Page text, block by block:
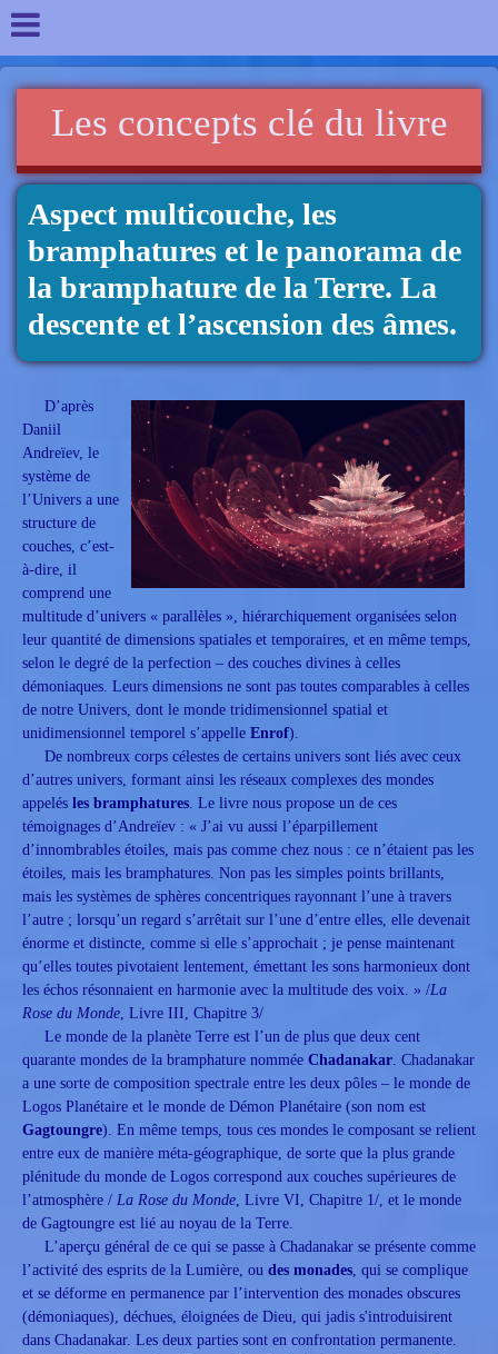
Les concepts clé du livre
Aspect multicouche, les
bramphatures et le panorama de
la bramphature de la Terre. La
descente et l’ascension des âmes.
D’après
Daniil
Andreïev, le
système de
l’Univers a une
structure de
couches, c’est-
à-dire, il
comprend une
multitude d’univers « parallèles », hiérarchiquement organisées selon
leur quantité de dimensions spatiales et temporaires, et en même temps,
selon le degré de la perfection – des couches divines à celles
démoniaques. Leurs dimensions ne sont pas toutes comparables à celles
de notre Univers, dont le monde tridimensionnel spatial et
unidimensionnel temporel s’appelle Enrof).
De nombreux corps célestes de certains univers sont liés avec ceux
d’autres univers, formant ainsi les réseaux complexes des mondes
appelés les bramphatures. Le livre nous propose un de ces
témoignages d’Andreïev : « J’ai vu aussi l’éparpillement
d’innombrables étoiles, mais pas comme chez nous : ce n’étaient pas les
étoiles, mais les bramphatures. Non pas les simples points brillants,
mais les systèmes de sphères concentriques rayonnant l’une à travers
l’autre ; lorsqu’un regard s’arrêtait sur l’une d’entre elles, elle devenait
énorme et distincte, comme si elle s’approchait ; je pense maintenant
qu’elles toutes pivotaient lentement, émettant les sons harmonieux dont
les échos résonnaient en harmonie avec la multitude des voix. » /La
Rose du Monde, Livre III, Chapitre 3/
Le monde de la planète Terre est l’un de plus que deux cent
quarante mondes de la bramphature nommée Chadanakar. Chadanakar
a une sorte de composition spectrale entre les deux pôles – le monde de
Logos Planétaire et le monde de Démon Planétaire (son nom est
Gagtoungre). En même temps, tous ces mondes le composant se relient
entre eux de manière méta-géographique, de sorte que la plus grande
plénitude du monde de Logos correspond aux couches supérieures de
l’atmosphère / La Rose du Monde, Livre VI, Chapitre 1/, et le monde
de Gagtoungre est lié au noyau de la Terre.
L’aperçu général de ce qui se passe à Chadanakar se présente comme
l’activité des esprits de la Lumière, ou des monades, qui se complique
et se déforme en permanence par l’intervention des monades obscures
(démoniaques), déchues, éloignées de Dieu, qui jadis s'introduisirent
dans Chadanakar. Les deux parties sont en confrontation permanente.